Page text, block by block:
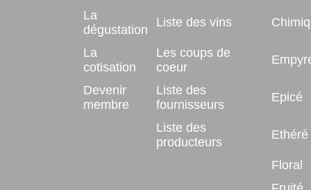
La
dégustation
Liste des vins
La
cotisation
Les coups de
coeur
Devenir
membre
Liste des
fournisseurs
Epicé
Liste des
producteurs
Ethéré
Floral